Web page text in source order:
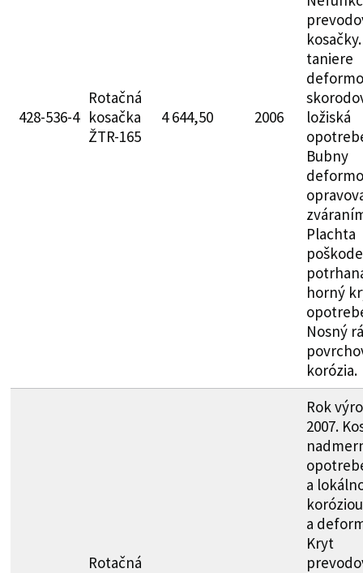
428-536-4
Rotačná
kosačka
ŽTR-165
4 644,50 2006
taniere
ložiská
Bubny
Plachta
horný
Nosný
korózia.
Rotačná
Rok
2007.
a
koróziou
a
Kryt